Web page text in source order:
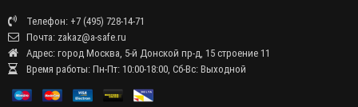
Телефон: +7 (495) 728-14-71
Почта: zakaz@a-safe.ru
Адрес: город Москва, 5-й Донской пр-д, 15 строение 11
Время работы: Пн-Пт: 10:00-18:00, Сб-Вс: Выходной